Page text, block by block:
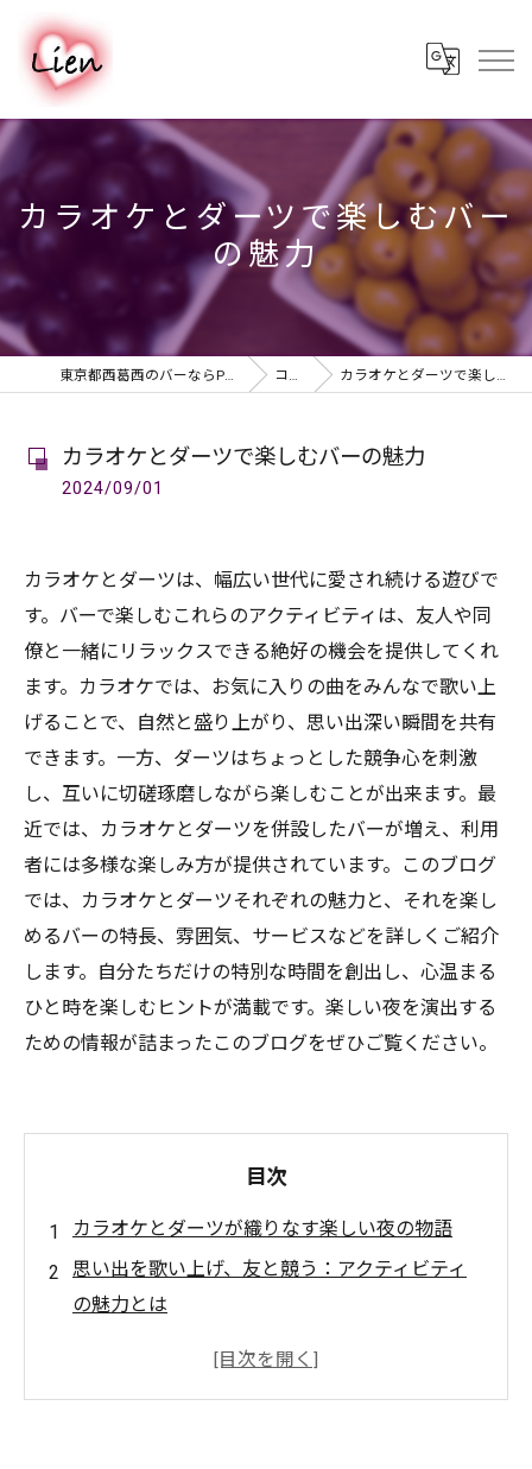
カラオケとダーツで楽しむバー
の魅力
東京都西葛西のバーならPUB & BAR Lien コラム カラオケとダーツで楽しむバーの魅力
カラオケとダーツで楽しむバーの魅力
2024/09/01
カラオケとダーツは、幅広い世代に愛され続ける遊びで
す。バーで楽しむこれらのアクティビティは、友人や同
僚と一緒にリラックスできる絶好の機会を提供してくれ
ます。カラオケでは、お気に入りの曲をみんなで歌い上
げることで、自然と盛り上がり、思い出深い瞬間を共有
できます。一方、ダーツはちょっとした競争心を刺激
し、互いに切磋琢磨しながら楽しむことが出来ます。最
近では、カラオケとダーツを併設したバーが増え、利用
者には多様な楽しみ方が提供されています。このブログ
では、カラオケとダーツそれぞれの魅力と、それを楽し
めるバーの特長、雰囲気、サービスなどを詳しくご紹介
します。自分たちだけの特別な時間を創出し、心温まる
ひと時を楽しむヒントが満載です。楽しい夜を演出する
ための情報が詰まったこのブログをぜひご覧ください。
目次
カラオケとダーツが織りなす楽しい夜の物語
思い出を歌い上げ、友と競う：アクティビティ
の魅力とは
リラックスできるバー空間：カラオケとダーツ